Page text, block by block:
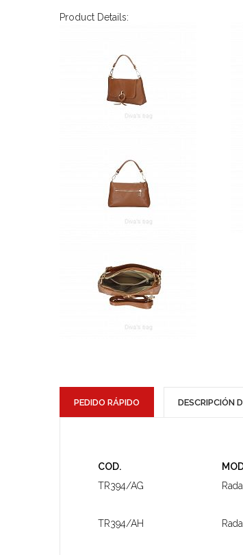
Product Details:
PEDIDO RÁPIDO DESCRIPCIÓN
COD.
TR394/AG
Rada
TR394/AH
Rada